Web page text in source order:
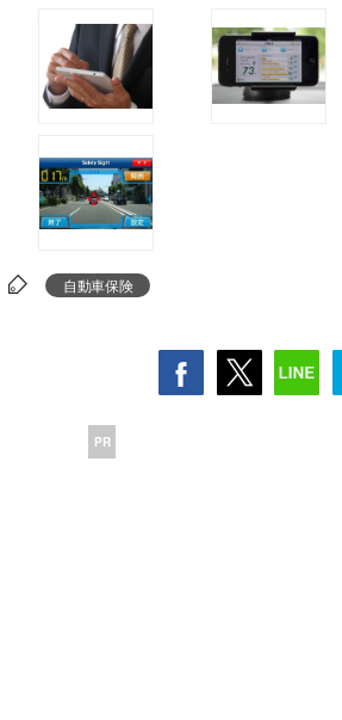
自動車保険
PR